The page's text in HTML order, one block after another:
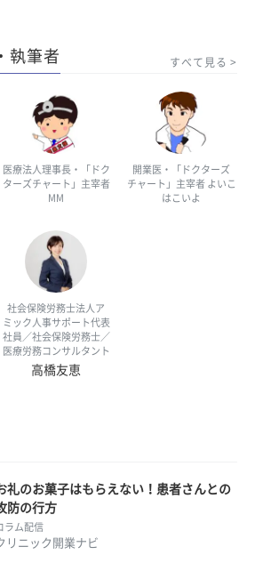
執筆者 すべて見る
医療法人理事長・「ドク
ターズチャート」主宰者
MM
開業医・「ドクターズ
チャート」主宰者 よいこ
はこいよ
社会保険労務士法人ア
ミック人事サポート代表
社員／社会保険労務士／
医療労務コンサルタント
高橋友恵
礼のお菓子はもらえない！患者さんとの
防の行方
ラム配信
リニック開業ナビ